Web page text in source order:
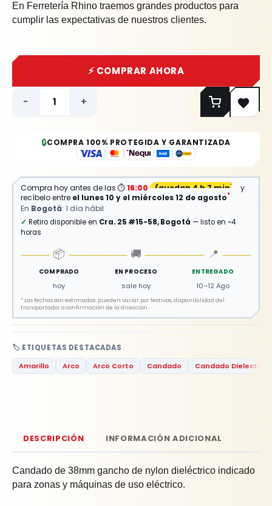
En Ferretería Rhino traemos grandes productos para
cumplir las expectativas de nuestros clientes.
- +
⚡ COMPRAR AHORA
🏷️ ETIQUETAS DESTACADAS
Amarillo
Arco Arco Corto Candado Candado Dielectrico
🔒COMPRA 100% PROTEGIDA Y GARANTIZADA
Compra hoy antes de las⏱16:00 (quedan 4 h 7 min)
y
recíbelo entre el lunes 10 y el miércoles 12 de agosto*
En Bogotá: 1 día hábil
✓ Retiro disponible en Cra. 25 #15-58, Bogotá — listo en ~4
horas
📦
COMPRADO
hoy
🚚
EN PROCESO
sale hoy
📍
ENTREGADO
10–12 Ago
* Las fechas son estimadas: pueden variar por festivos, disponibilidad del
transportador o confirmación de la dirección.
DESCRIPCIÓN INFORMACIÓN ADICIONAL
Candado de 38mm gancho de nylon dieléctrico indicado
para zonas y máquinas de uso eléctrico.